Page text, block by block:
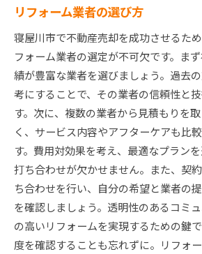
リフォーム業者の選び方
寝屋川市で不動産売却を成功させるた
フォーム業者の選定が不可欠です。ま
績が豊富な業者を選びましょう。過去
考にすることで、その業者の信頼性と
す。次に、複数の業者から見積もりを
く、サービス内容やアフターケアも比
す。費用対効果を考え、最適なプラン
打ち合わせが欠かせません。また、契
ち合わせを行い、自分の希望と業者の
を確認しましょう。透明性のあるコミ
の高いリフォームを実現するための鍵
度を確認することも忘れずに。リフォ